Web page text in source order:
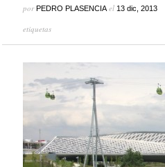
porPEDRO PLASENCIAel 13 dic, 2013
etiquetas